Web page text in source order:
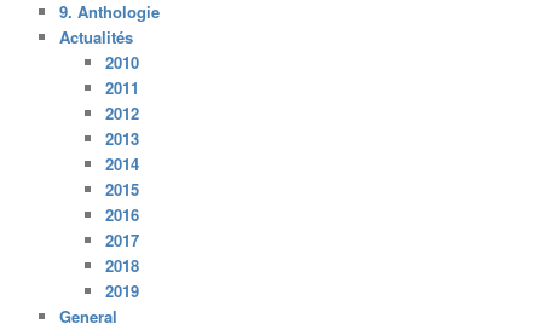
9. Anthologie
Actualités
2010
2011
2012
2013
2014
2015
2016
2017
2018
2019
General